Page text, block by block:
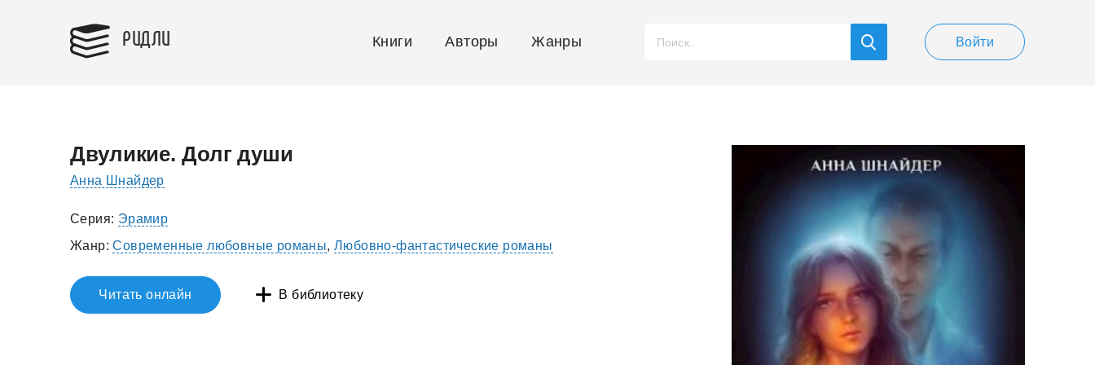
РИДЛИ Книги Авторы Жанры Войти
Двуликие. Долг души
Аннa Шнайдер
Серия: Эрамир
Жанр:Современные любовные романы,Любовно-фантастические романы
Читать онлайн В библиотеку